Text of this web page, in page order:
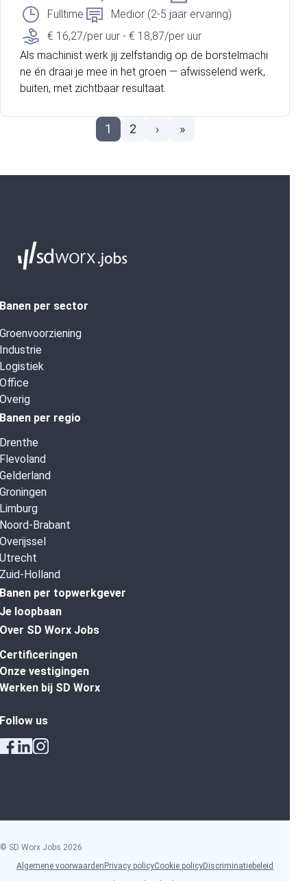
Fulltime
Medior (2-5 jaar ervaring)
€ 16,27/per uur - € 18,87/per uur
Als machinist werk jij zelfstandig op de borstelmachi
ne én draai je mee in het groen — afwisselend werk,
buiten, met zichtbaar resultaat.
1 2 › »
Banen per sector
Groenvoorziening
Industrie
Logistiek
Office
Overig
Banen per regio
Drenthe
Flevoland
Gelderland
Groningen
Limburg
Noord-Brabant
Overijssel
Utrecht
Zuid-Holland
Banen per topwerkgever
Je loopbaan
Over SD Worx Jobs
Certificeringen
Onze vestigingen
Werken bij SD Worx
Follow us
© SD Worx Jobs 2026
Algemene voorwaarden Privacy policyCookie policyDiscriminatiebeleid